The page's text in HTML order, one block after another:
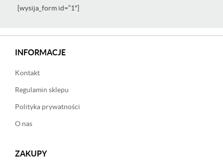
[wysija_form id=”1″]
INFORMACJE
Kontakt
Regulamin sklepu
Polityka prywatności
O nas
ZAKUPY